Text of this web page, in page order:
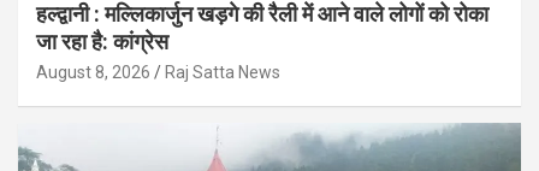
हल्द्वानी : मल्लिकार्जुन खड़गे की रैली में आने वाले लोगों को रोका
जा रहा है: कांग्रेस
August 8, 2026 Raj Satta News